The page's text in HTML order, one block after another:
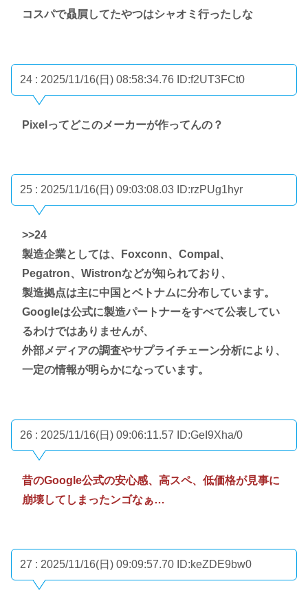
コスパで贔屓してたやつはシャオミ行ったしな
24 : 2025/11/16(日) 08:58:34.76 ID:f2UT3FCt0
Pixelってどこのメーカーが作ってんの？
25 : 2025/11/16(日) 09:03:08.03 ID:rzPUg1hyr
>>24
製造企業としては、Foxconn、Compal、
Pegatron、Wistronなどが知られており、
製造拠点は主に中国とベトナムに分布しています。
Googleは公式に製造パートナーをすべて公表してい
るわけではありませんが、
外部メディアの調査やサプライチェーン分析により、
一定の情報が明らかになっています。
26 : 2025/11/16(日) 09:06:11.57 ID:GeI9Xha/0
昔のGoogle公式の安心感、高スペ、低価格が見事に
崩壊してしまったンゴなぁ…
27 : 2025/11/16(日) 09:09:57.70 ID:keZDE9bw0